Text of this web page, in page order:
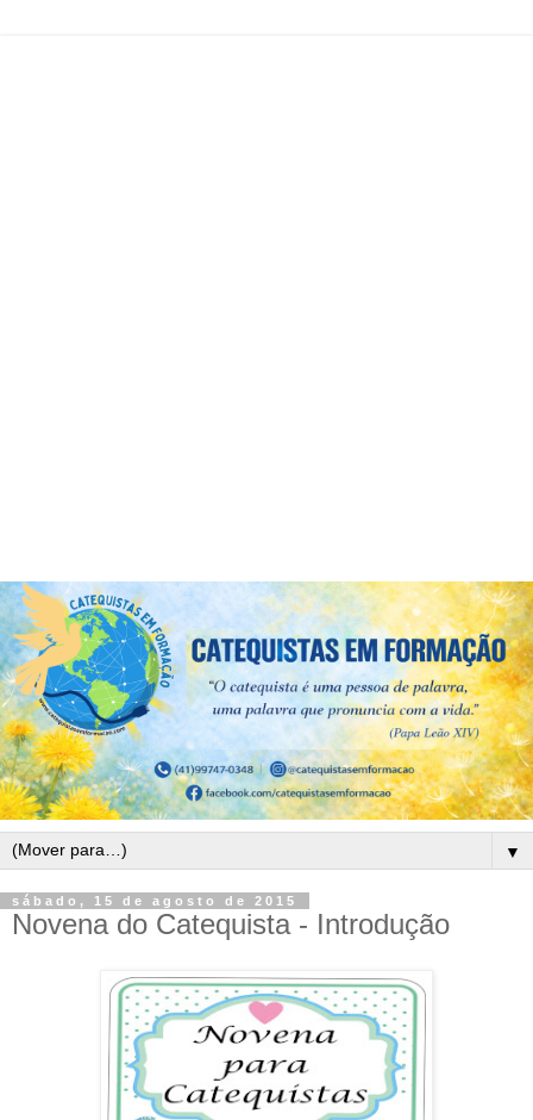
▼
sábado, 15 de agosto de 2015
Novena do Catequista - Introdução